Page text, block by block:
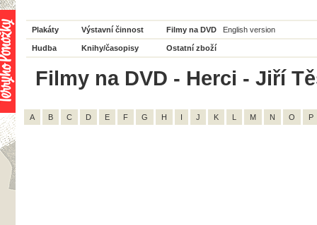
Plakáty Výstavní činnost Filmy na DVD English version
Hudba Knihy/časopisy Ostatní zboží
Filmy na DVD - Herci - Jiří
A B C D E F G H I J K L M N O P